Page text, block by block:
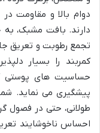
دوام بالا و مقاومت
دارند. بافت مشبک،
تجمع رطوبت و تعریق
کمربند را بسیار
حساسیت های پوستی
پیشگیری می نماید.
طولانی، حتی در فصول
احساس ناخوشایند